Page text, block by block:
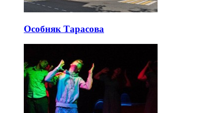
Особняк Тарасова